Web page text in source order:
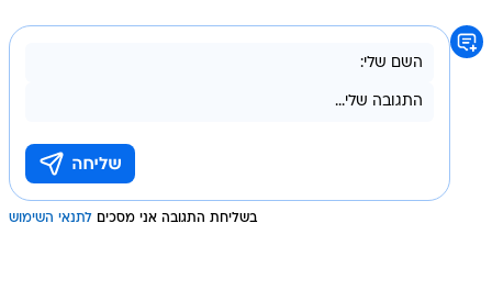
בשליחת התגובה אני מסכים לתנאי השימוש